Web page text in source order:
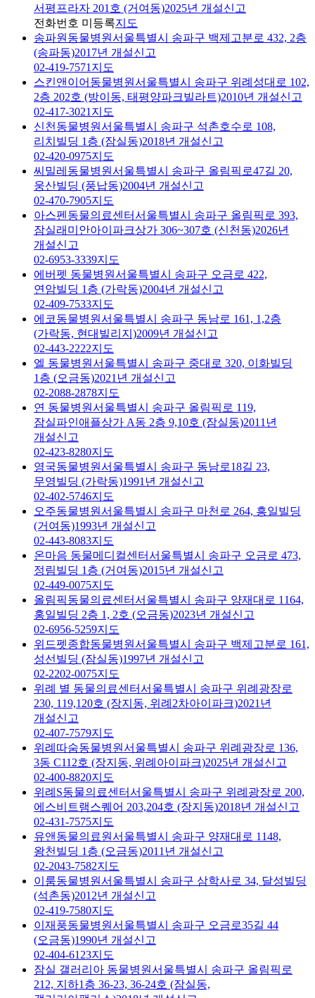
서평프라자 201호 (거여동)2025년 개설신고
전화번호 미등록지도
송파원동물병원서울특별시 송파구 백제고분로 432, 2층
(송파동)2017년 개설신고
02-419-7571 지도
스킨앤이어동물병원서울특별시 송파구 위례성대로 102,
2층 202호 (방이동, 태평양파크빌라트)2010년 개설신고
02-417-3021 지도
신천동물병원서울특별시 송파구 석촌호수로 108,
리치빌딩 1층 (잠실동)2018년 개설신고
02-420-0975지도
씨밀레동물병원서울특별시 송파구 올림픽로47길 20,
웅산빌딩 (풍납동)2004년 개설신고
02-470-7905지도
아스펜동물의료센터서울특별시 송파구 올림픽로 393,
잠실래미안아이파크상가 306~307호 (신천동)2026년
개설신고
02-6953-3339지도
에버펫 동물병원서울특별시 송파구 오금로 422,
연암빌딩 1층 (가락동)2004년 개설신고
02-409-7533지도
에코동물병원서울특별시 송파구 동남로 161, 1,2층
(가락동, 현대빌리지)2009년 개설신고
02-443-2222지도
엘 동물병원서울특별시 송파구 중대로 320, 이화빌딩
1층 (오금동)2021년 개설신고
02-2088-2878지도
연 동물병원서울특별시 송파구 올림픽로 119,
잠실파인애플상가 A동 2층 9,10호 (잠실동)2011년
개설신고
02-423-8280지도
영국동물병원서울특별시 송파구 동남로18길 23,
무영빌딩 (가락동)1991년 개설신고
02-402-5746지도
오주동물병원서울특별시 송파구 마천로 264, 흥일빌딩
(거여동)1993년 개설신고
02-443-8083지도
온마음 동물메디컬센터서울특별시 송파구 오금로 473,
정림빌딩 1층 (거여동)2015년 개설신고
02-449-0075지도
올림픽동물의료센터서울특별시 송파구 양재대로 1164,
홍일빌딩 2층 1, 2호 (오금동)2023년 개설신고
02-6956-5259지도
위드펫종합동물병원서울특별시 송파구 백제고분로 161,
성선빌딩 (잠실동)1997년 개설신고
02-2202-0075지도
위례 별 동물의료센터서울특별시 송파구 위례광장로
230, 119,120호 (장지동, 위례2차아이파크)2021년
개설신고
02-407-7579지도
위례따숨동물병원서울특별시 송파구 위례광장로 136,
3동 C112호 (장지동, 위례아이파크)2025년 개설신고
02-400-8820지도
위례S동물의료센터서울특별시 송파구 위례광장로 200,
에스비트램스퀘어 203,204호 (장지동)2018년 개설신고
02-431-7575지도
유앤동물의료원서울특별시 송파구 양재대로 1148,
왕천빌딩 1층 (오금동)2011년 개설신고
02-2043-7582지도
이룸동물병원서울특별시 송파구 삼학사로 34, 달성빌딩
(석촌동)2012년 개설신고
02-419-7580지도
이재풍동물병원서울특별시 송파구 오금로35길 44
(오금동)1990년 개설신고
02-404-6123지도
잠실 갤러리아 동물병원서울특별시 송파구 올림픽로
212, 지하1층 36-23, 36-24호 (잠실동,